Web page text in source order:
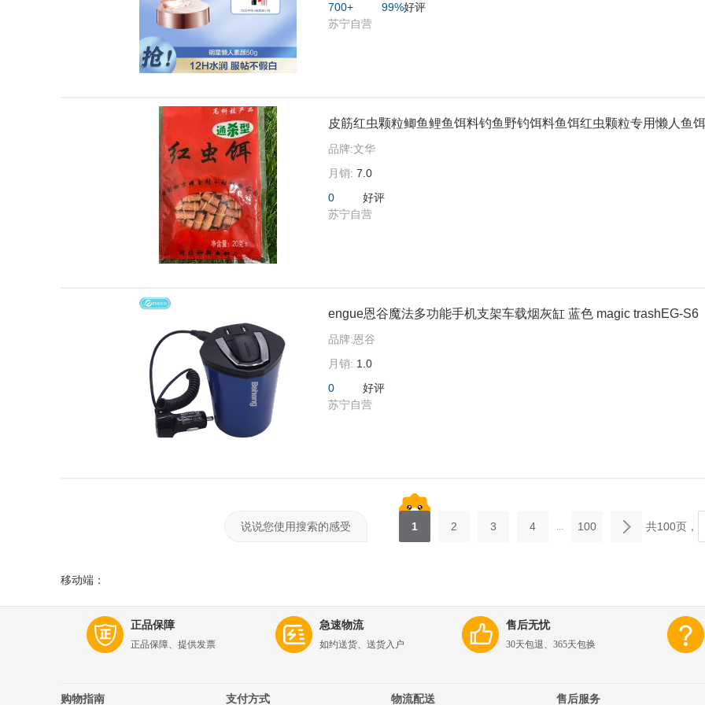
700+ 99%好评
苏宁自营
皮筋红虫颗粒鲫鱼鲤鱼饵料钓鱼野钓饵料鱼饵红虫颗粒专用懒人鱼饵
品牌:文华
月销: 7.0
0
好评
苏宁自营
engue恩谷魔法多功能手机支架车载烟灰缸 蓝色 magic trashEG-S6
品牌:恩谷
月销: 1.0
0
好评
苏宁自营
说说您使用搜索的感受 1 2 3 4 ... 100 共100页，
移动端：
正品保障
正品保障、提供发票
急速物流
如约送货、送货入户
售后无忧
30天包退、365天包换
购物指南 支付方式 物流配送 售后服务